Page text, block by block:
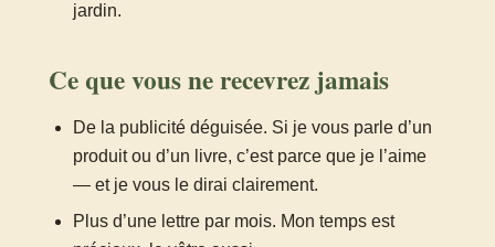
jardin.
Ce que vous ne recevrez jamais
De la publicité déguisée. Si je vous parle d’un
produit ou d’un livre, c’est parce que je l’aime
— et je vous le dirai clairement.
Plus d’une lettre par mois. Mon temps est